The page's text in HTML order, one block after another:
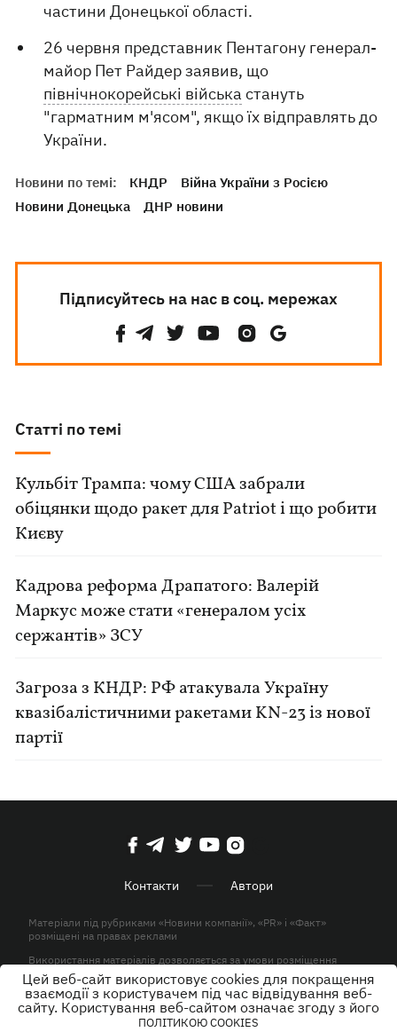
частини Донецької області.
26 червня представник Пентагону генерал-
майор Пет Райдер заявив, що
північнокорейські війська стануть
"гарматним м'ясом", якщо їх відправлять до
України.
Новини по темі: КНДР
Війна України з Росією
Новини Донецька
ДНР новини
Підписуйтесь на нас в соц. мережах
Статті по темі
Кульбіт Трампа: чому США забрали
обіцянки щодо ракет для Patriot і що робити
Києву
Кадрова реформа Драпатого: Валерій
Маркус може стати «генералом усіх
сержантів» ЗСУ
Загроза з КНДР: РФ атакувала Україну
квазібалістичними ракетами KN-23 із нової
партії
Контакти Автори
Матеріали під рубриками «Новини компанії», «PR» і «Факт»
розміщені на правах реклами
Використання матеріалів дозволяється за умови розміщення
активного гіперпосилання на KP.UA в першому абзаці.
© ТОВ «ЮЛАВ МЕДІА» 2026. Всі права захищені.
Цей веб-сайт використовує cookies для покращення
взаємодії з користувачем під час відвідування веб-
сайту. Користування веб-сайтом означає згоду з його
ПОЛІТИКОЮ COOKIES